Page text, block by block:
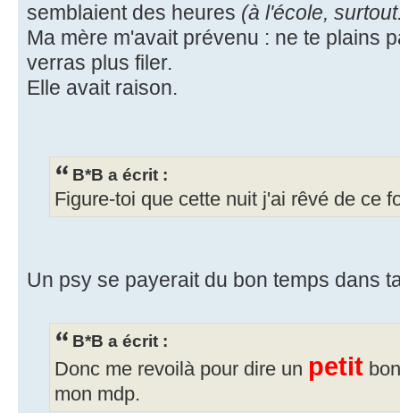
semblaient des heures (à l'école,
Ma mère m'avait prévenu : ne te plains
verras plus filer.
Elle avait raison.
B*B a écrit :
Figure-toi que cette nuit j'ai rêvé de ce
Un psy se payerait du bon temps dans
B*B a écrit :
Donc me revoilà pour dire un petit
mon mdp.